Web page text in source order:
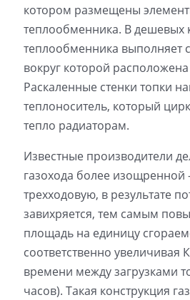
котором размещены
теплообменника. В дешевых
теплообменника выполняет
вокруг которой
Раскаленные стенки топки
теплоноситель, который
тепло радиаторам.
Известные производители
газохода более изощренной
трехходовую, в результате
завихряется, тем самым
площадь на единицу
соответственно увеличивая
времени между загрузками
часов). Такая конструкция